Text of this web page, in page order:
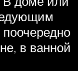
в ванной